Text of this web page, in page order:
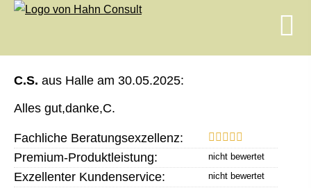
C.S. aus Halle am 30.05.2025:
Alles gut,danke,C.
Fachliche Beratungsexzellenz:
Premium-Produktleistung:
Exzellenter Kundenservice: